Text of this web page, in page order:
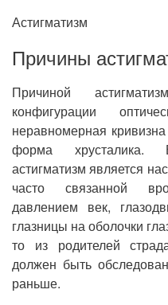
Астигматизм
Причины
Причиной
конфигурации
неравномерная
форма хрусталика.
астигматизм является
часто связанной
давлением век,
глазницы на оболочки
то из родителей
должен быть
раньше.